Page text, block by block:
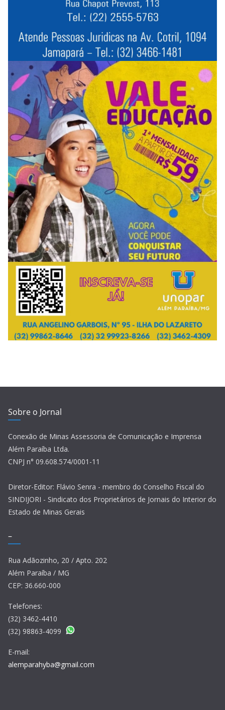
Sobre o Jornal
Conexão de Minas Assessoria de Comunicação e Imprensa
Além Paraíba Ltda.
CNPJ n° 09.608.574/0001-11
Diretor-Editor: Flávio Senra - membro do Conselho Fiscal do
SINDIJORI - Sindicato dos Proprietários de Jornais do Interior do
Estado de Minas Gerais
–
Rua Adãozinho, 20 / Apto. 202
Além Paraíba / MG
CEP: 36.660-000
Telefones:
(32) 3462-4410
(32) 98863-4099
E-mail:
alemparahyba@gmail.com